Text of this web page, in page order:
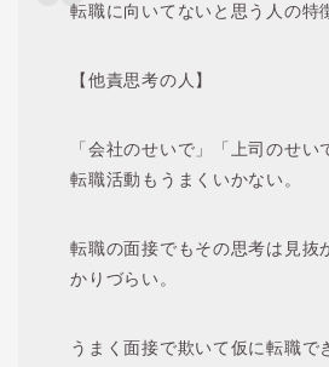
転職に向いてないと思う人の
【他責思考の人】
「会社のせいで」「上司のせい
転職活動もうまくいかない。
転職の面接でもその思考は見抜
かりづらい。
うまく面接で欺いて仮に転職で